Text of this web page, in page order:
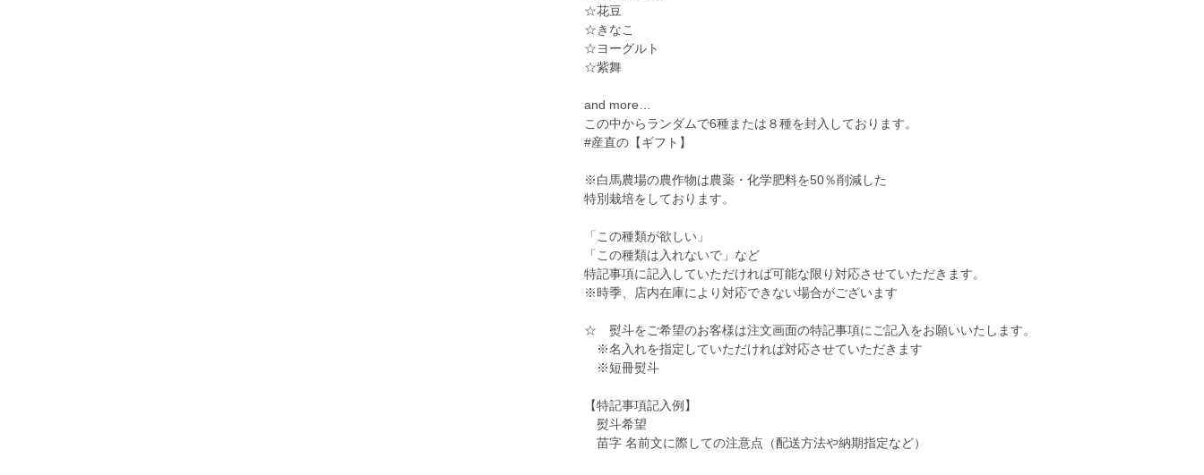
☆花豆
☆きなこ
☆ヨーグルト
☆紫舞
and more…
この中からランダムで6種または８種を封入しております。
#産直の【ギフト】
※白馬農場の農作物は農薬・化学肥料を50％削減した
特別栽培をしております。
「この種類が欲しい」
「この種類は入れないで」など
特記事項に記入していただければ可能な限り対応させていただきます。
※時季、店内在庫により対応できない場合がございます
☆ 熨斗をご希望のお客様は注文画面の特記事項にご記入をお願いいたします。
※名入れを指定していただければ対応させていただきます
※短冊熨斗
【特記事項記入例】
熨斗希望
苗字 名前文に際しての注意点（配送方法や納期指定など）